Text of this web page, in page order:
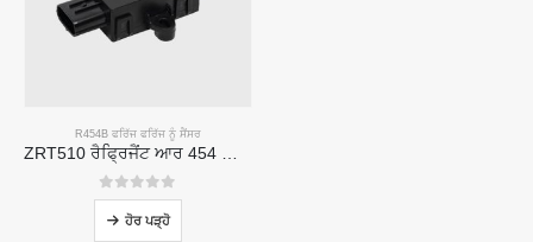
R454B ਫਰਿੱਜ ਫਰਿੱਜ ਨੂੰ ਸੈਂਸਰ
05 ਵਿਚੋਂ
ਹੋਰ ਪੜ੍ਹੋ